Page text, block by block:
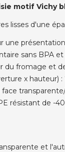
motif Vichy
lisses d'une
une
sans BPA
du fromage et
x hauteur) :
résistant de -
et